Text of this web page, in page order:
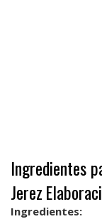
Ingredientes
Jerez
Ingredientes: